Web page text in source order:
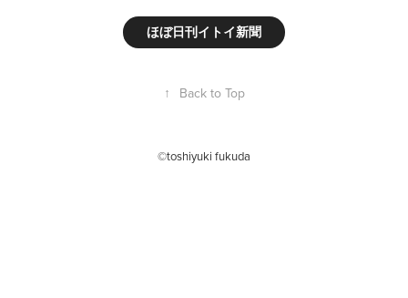
ほぼ日刊イトイ新聞
↑ Back to Top
©toshiyuki fukuda